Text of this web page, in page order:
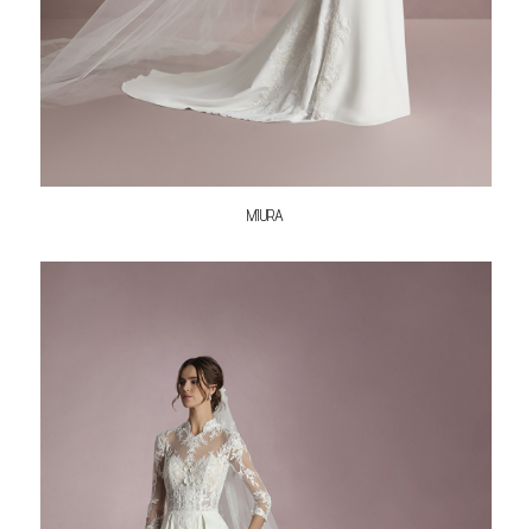
MIURA